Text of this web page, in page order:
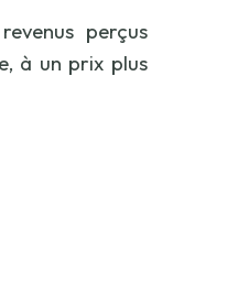
perçus
à un prix plus